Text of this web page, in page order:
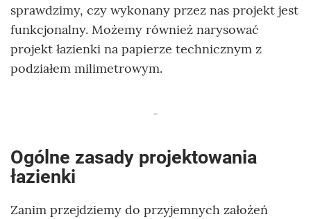
sprawdzimy, czy wykonany przez nas projekt jest
funkcjonalny. Możemy również narysować
projekt łazienki na papierze technicznym z
podziałem milimetrowym.
Ogólne zasady projektowania
łazienki
Zanim przejdziemy do przyjemnych założeń